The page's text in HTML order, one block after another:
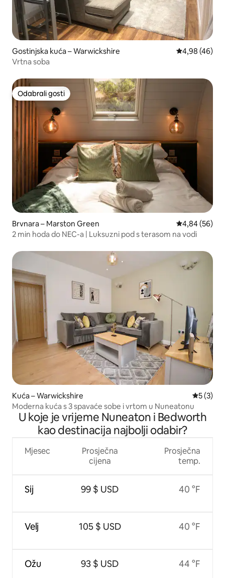
Gostinjska kuća – Warwickshire Prosječna
4,98 (46)
Vrtna soba
Odabrali gosti
Odabrali gosti
Brvnara – Marston Green Prosječna
4,84 (56)
2 min hoda do NEC-a | Luksuzni pod s terasom na vodi
Kuća – Warwickshire
5 (3)
Moderna kuća s 3 spavaće sobe i vrtom u Nuneatonu
U koje je vrijeme Nuneaton i Bedworth
kao destinacija najbolji odabir?
Mjesec
Sij
Velj
Ožu
Prosječna
cijena
99 $ USD
105 $ USD
93 $ USD
Prosječna
temp.
40 °F
40 °F
44 °F